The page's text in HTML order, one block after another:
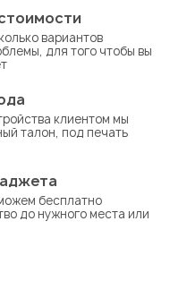
вариантов
для того чтобы вы
клиентом мы
талон, под печать
бесплатно
до нужного места или